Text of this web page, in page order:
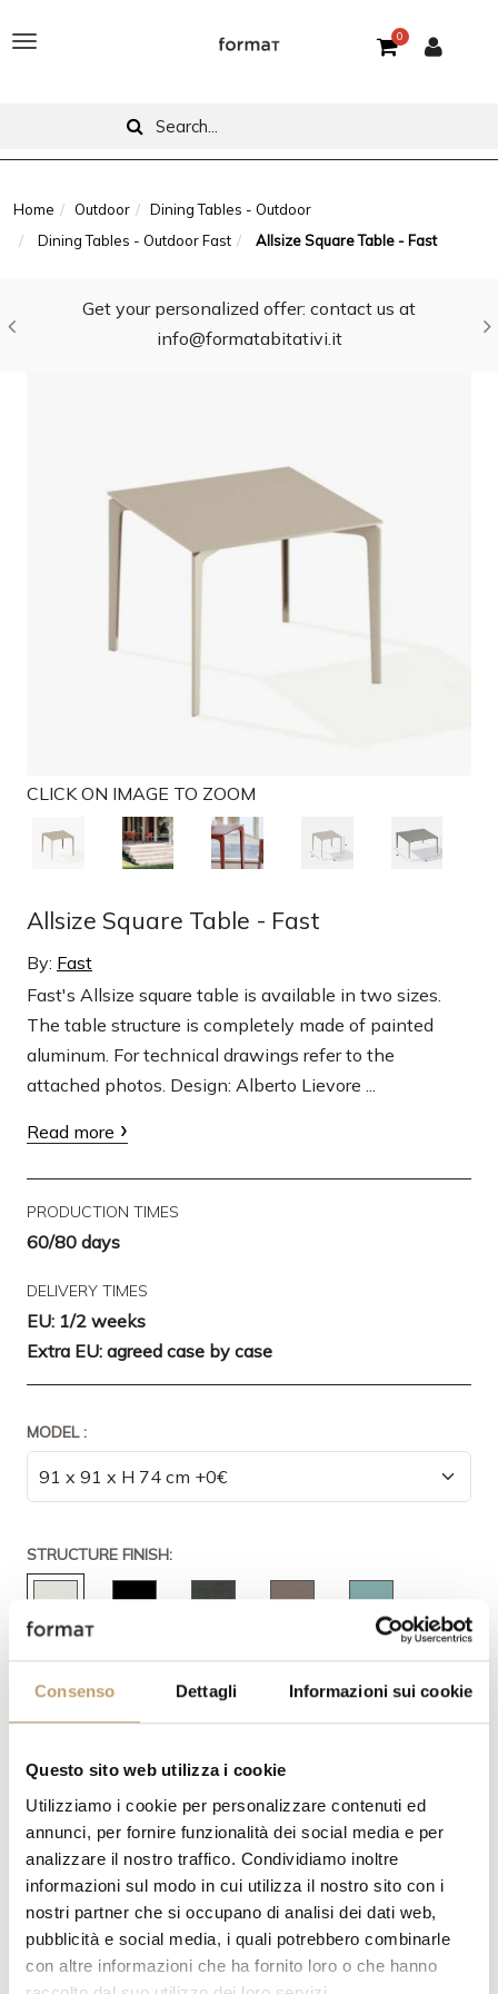
Consenso Dettagli Informazioni sui cookie
Questo sito web utilizza i cookie
Utilizziamo i cookie per personalizzare contenuti ed
annunci, per fornire funzionalità dei social media e per
analizzare il nostro traffico. Condividiamo inoltre
informazioni sul modo in cui utilizza il nostro sito con i
nostri partner che si occupano di analisi dei dati web,
pubblicità e social media, i quali potrebbero combinarle
con altre informazioni che ha fornito loro o che hanno
T
g
l
0
Home Outdoor
Dining Tables - Outdoor
Dining Tables - Outdoor Fast
Allsize Square Table - Fast
Get your personalized offer: contact us at
info@formatabitativi.it
CLICK ON IMAGE TO ZOOM
Allsize Square Table - Fast
By: Fast
Fast's Allsize square table is available in two sizes.
The table structure is completely made of painted
aluminum. For technical drawings refer to the
attached photos. Design: Alberto Lievore ...
Read more
PRODUCTION TIMES
60/80 days
DELIVERY TIMES
EU: 1/2 weeks
Extra EU: agreed case by case
MODEL :
STRUCTURE FINISH:
QUANTITY PRICE
€ 1.823,00